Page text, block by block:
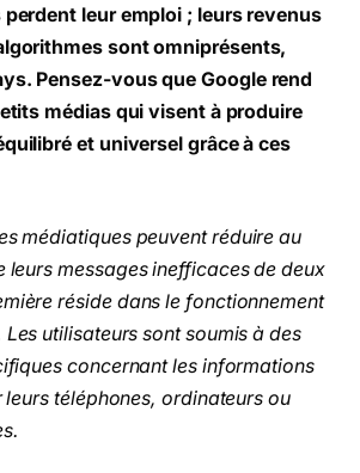
leur emploi ; leurs revenus
sont omniprésents,
Pensez-vous que Google rend
médias qui visent à produire
et universel grâce à ces
médiatiques peuvent réduire au
leurs messages inefficaces de deux
réside dans le fonctionnement
utilisateurs sont soumis à des
concernant les informations
leurs téléphones, ordinateurs ou